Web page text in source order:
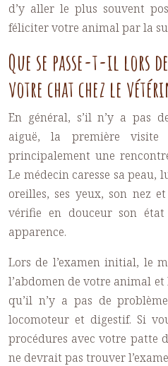
d’y aller le plus souvent
féliciter votre animal par la
Que se passe-t-il lors
votre chat chez le
En général, s’il n’y a pas
aiguë, la première
principalement une
Le médecin caresse sa peau,
oreilles, ses yeux, son nez
vérifie en douceur son
apparence.
Lors de l’examen initial, le
l’abdomen de votre animal et
qu’il n’y a pas de
locomoteur et digestif. Si
procédures avec votre patte
ne devrait pas trouver